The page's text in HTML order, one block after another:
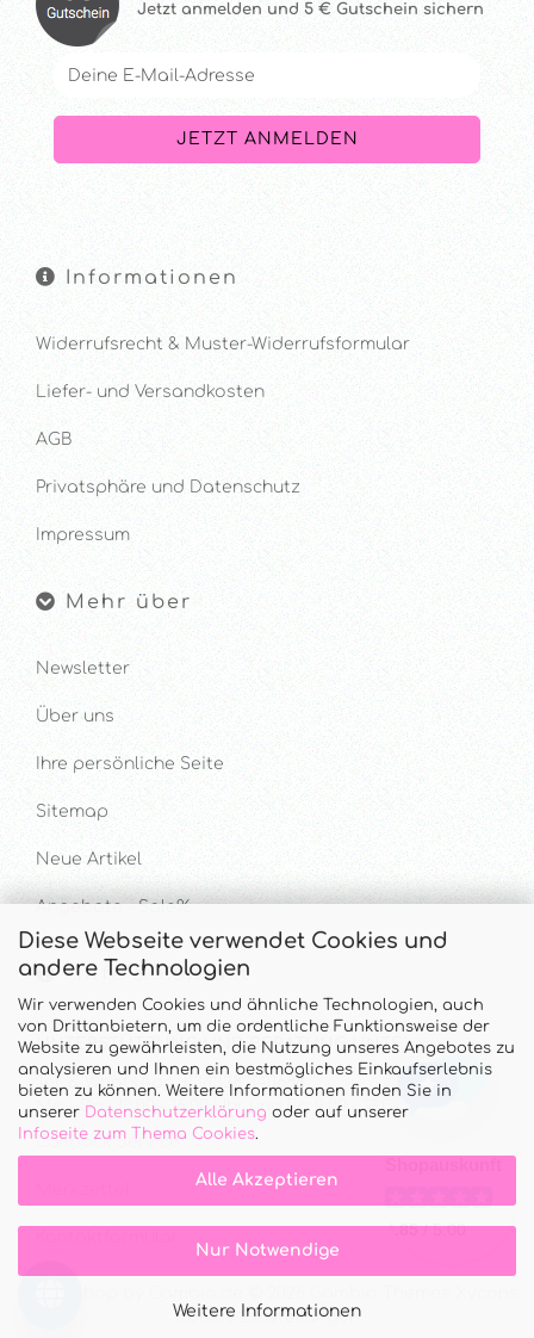
Diese Webseite verwendet Cookies und
andere Technologien
Wir verwenden Cookies und ähnliche Technologien, auch
von Drittanbietern, um die ordentliche Funktionsweise der
Website zu gewährleisten, die Nutzung unseres Angebotes zu
analysieren und Ihnen ein bestmögliches Einkaufserlebnis
bieten zu können. Weitere Informationen finden Sie in
unserer Datenschutzerklärung oder auf unserer
Infoseite zum Thema Cookies.
Alle Akzeptieren
Nur Notwendige
Weitere Informationen
Jetzt anmelden und 5 € Gutschein sichern
Informationen
Widerrufsrecht & Muster-Widerrufsformular
Liefer- und Versandkosten
AGB
Privatsphäre und Datenschutz
Impressum
Mehr über
Newsletter
Über uns
Ihre persönliche Seite
Sitemap
Neue Artikel
Angebote - Sale%
Hilfe & Kontakt
UNTERSTÜTZUNG UND BERATUNG UNTER
Tel. & WhatsApp: 034328 340688
Mo - Do.: 10:00 - 16:00 Uhr und Fr.: 9:00 - 13:00 Uhr
Callback Service
Cookie Einstellungen